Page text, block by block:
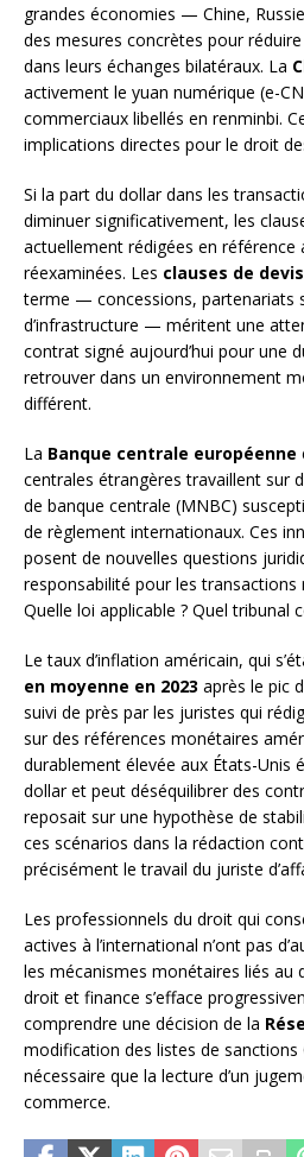
grandes économies — Chine,
des mesures concrètes pour
dans leurs échanges bilatéraux. La
activement le yuan numérique (e-
commerciaux libellés en renminbi.
implications directes pour le droit
Si la part du dollar dans les
diminuer significativement, les
actuellement rédigées en référence
réexaminées. Les clauses de
terme — concessions, partenariats
d’infrastructure — méritent une
contrat signé aujourd’hui pour une
retrouver dans un environnement
différent.
La Banque centrale européenne
centrales étrangères travaillent sur
de banque centrale (MNBC)
de règlement internationaux. Ces
posent de nouvelles questions
responsabilité pour les transactions
Quelle loi applicable ? Quel tribunal
Le taux d’inflation américain, qui
en moyenne en 2023 après le pic
suivi de près par les juristes qui
sur des références monétaires
durablement élevée aux États-Unis
dollar et peut déséquilibrer des
reposait sur une hypothèse de
ces scénarios dans la rédaction
précisément le travail du juriste
Les professionnels du droit qui
actives à l’international n’ont pas
les mécanismes monétaires liés au
droit et finance s’efface
comprendre une décision de la
modification des listes de sanctions
nécessaire que la lecture d’un
commerce.